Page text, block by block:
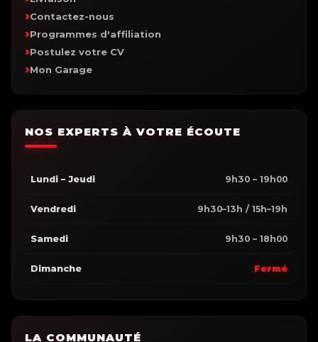
Contactez-nous
Programmes d'affiliation
Postulez votre CV
Mon Garage
NOS EXPERTS À VOTRE ÉCOUTE
Lundi – Jeudi 9h30 – 19h00
Vendredi 9h30–13h / 15h–19h
Samedi 9h30 – 18h00
Dimanche Fermé
LA COMMUNAUTÉ